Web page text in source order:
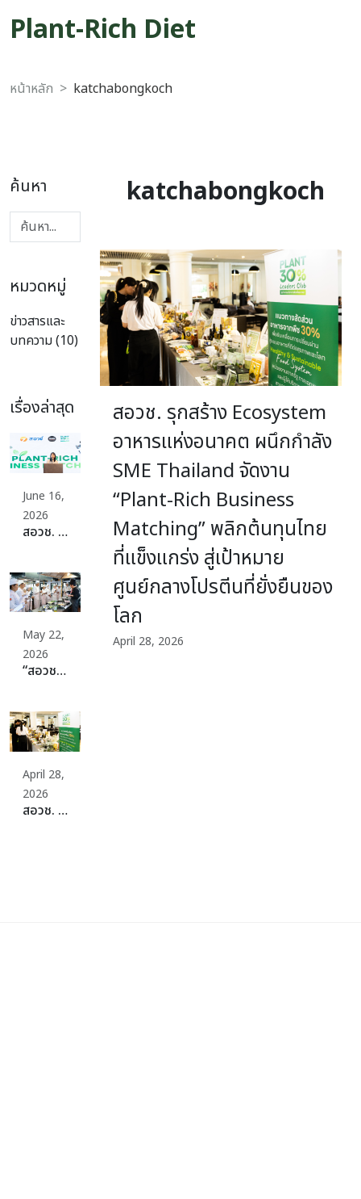
Plant-Rich Diet
หน้าหลัก katchabongkoch
ค้นหา
หมวดหมู่
ข่าวสารและ
บทความ (10)
เรื่องล่าสุด
June 16,
2026
สอวช. ปักหมุดเปลี่ยนผ่านระบบอาหารประเทศสู่ Plant-Rich Diets เดินหน้าจัดเต็มดึงผู้ผลิต ผู้บริโภค พร้อมสร้างระบบนิเวศที่แข็งแกร่ง ดันไทยก้าวสู่ระบบอาหารที่ดีต่อสุขภาพ สิ่งแวดล้อม สร้างมูลค่าเศรษฐกิจและแข่งขันได้ในเวทีโลกอย่างยั่งยืน
May 22,
2026
“สอวช. – ม.สวนดุสิต” ปลดล็อกธุรกิจอาหารยุคใหม่ ดันหลักสูตร “Plant-Rich Diet” ปั้นเครือข่ายอาหารแห่งอนาคต ชวนทุกภาคส่วนร่วม “Plant 30% Leaders Club” เพิ่มทางเลือกอาหารเพื่อสุขภาพและยั่งยืน
April 28,
2026
สอวช. รุกสร้าง Ecosystem อาหารแห่งอนาคต ผนึกกำลัง SME Thailand จัดงาน “Plant-Rich Business Matching” พลิกต้นทุนไทยที่แข็งแกร่ง สู่เป้าหมายศูนย์กลางโปรตีนที่ยั่งยืนของโลก
katchabongkoch
สอวช. รุกสร้าง Ecosystem
อาหารแห่งอนาคต ผนึกกำลัง
SME Thailand จัดงาน
“Plant-Rich Business
Matching” พลิกต้นทุนไทย
ที่แข็งแกร่ง สู่เป้าหมาย
ศูนย์กลางโปรตีนที่ยั่งยืนของ
โลก
April 28, 2026